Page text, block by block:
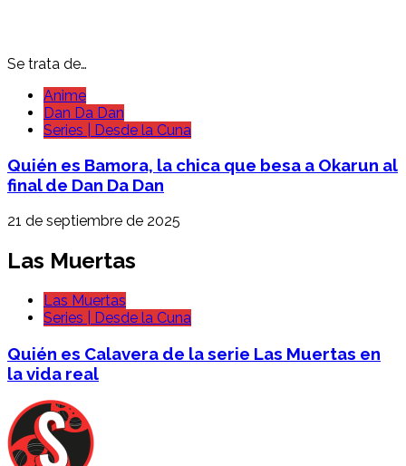
Se trata de…
Anime
Dan Da Dan
Series | Desde la Cuna
Quién es Bamora, la chica que besa a Okarun al
final de Dan Da Dan
21 de septiembre de 2025
Las Muertas
Las Muertas
Series | Desde la Cuna
Quién es Calavera de la serie Las Muertas en
la vida real